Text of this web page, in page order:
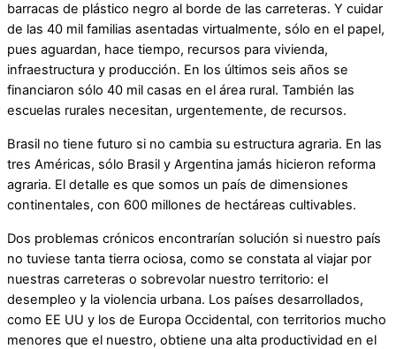
barracas de plástico negro al borde de las carreteras. Y cuidar
de las 40 mil familias asentadas virtualmente, sólo en el papel,
pues aguardan, hace tiempo, recursos para vivienda,
infraestructura y producción. En los últimos seis años se
financiaron sólo 40 mil casas en el área rural. También las
escuelas rurales necesitan, urgentemente, de recursos.
Brasil no tiene futuro si no cambia su estructura agraria. En las
tres Américas, sólo Brasil y Argentina jamás hicieron reforma
agraria. El detalle es que somos un país de dimensiones
continentales, con 600 millones de hectáreas cultivables.
Dos problemas crónicos encontrarían solución si nuestro país
no tuviese tanta tierra ociosa, como se constata al viajar por
nuestras carreteras o sobrevolar nuestro territorio: el
desempleo y la violencia urbana. Los países desarrollados,
como EE UU y los de Europa Occidental, con territorios mucho
menores que el nuestro, obtiene una alta productividad en el